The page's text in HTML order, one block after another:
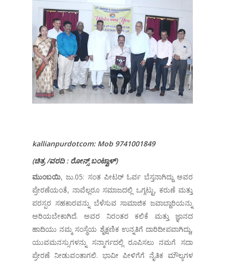
kallianpurdotcom: Mob 9741001849
(ಚಿತ್ರ/ವರದಿ: ರೋನ್ಸ್ ಬಂಟ್ವಾಳ್)
ಮುಂಬಯಿ, ಜು.05: ಸಂತ ಪೀಟರ್ ಓರ್ವ ಬೆಸ್ತನಾಗಿದ್ದು ಅವರ
ಪ್ರೇರಣೆಯಂತೆ, ನಾವೆಲ್ಲರೂ ಸಮಾಜದಲ್ಲಿ ಒಗ್ಗಟ್ಟು, ಕರುಣೆ ಮತ್ತು
ಪರಸ್ಪರ ಸಹಕಾರವನ್ನು ಬೆಳೆಸುವ ಸಾಮಾಜಿಕ ಜವಾಬ್ದಾರಿಯನ್ನು
ಅರಿಯಬೇಕಾಗಿದೆ. ಅವರ ನಿರಂತರ ಕಲಿಕೆ ಮತ್ತು ಜ್ಞಾನದ
ಹಾದಿಯು ನಮ್ಮ ಸಂಸ್ಥೆಯ ಶೈಕ್ಷಣಿಕ ಉನ್ನತಿಗೆ ದಾರಿದೀಪವಾಗಿದ್ದು,
ಯುವಮನಸ್ಸುಗಳನ್ನು ಸನ್ಮಾರ್ಗದಲ್ಲಿ ರೂಪಿಸಲು ನಮಗೆ ಸದಾ
ಪ್ರೇರಣೆ ನೀಡುವಂತಾಗಲಿ. ಭಾವೀ ಪೀಳಿಗೆಗೆ ನೈತಿಕ ಮೌಲ್ಯಗಳ